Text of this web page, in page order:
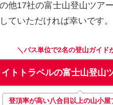
他17社の富士山登山ツア
ていただければ幸いです。
＼バス単位で2名の登山ガイド
イトトラベルの富士山登山
登頂率が高い八合目以上の山小屋